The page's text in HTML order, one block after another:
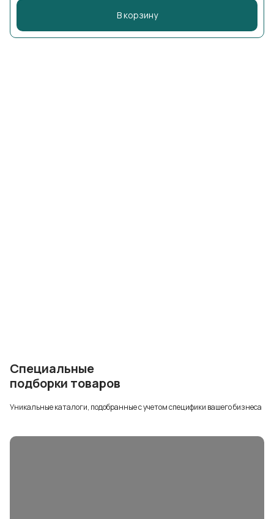
В корзину
Специальные
подборки товаров
Уникальные каталоги, подобранные с учетом специфики вашего бизнеса